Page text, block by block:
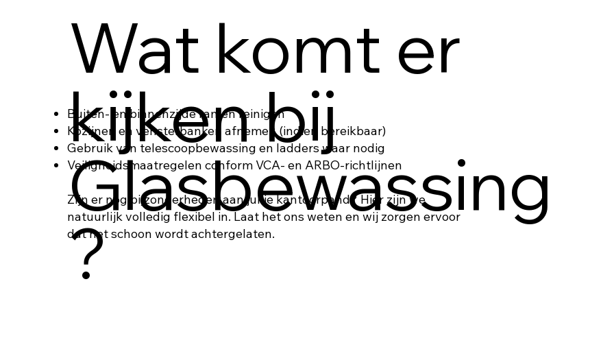
Wat komt er
kijken bij
Glasbewassing
?
Buiten- en binnenzijde ramen reinigen
Kozijnen en vensterbanken afnemen (indien bereikbaar)
Gebruik van telescoopbewassing en ladders waar nodig
Veiligheidsmaatregelen conform VCA- en ARBO-richtlijnen
Zijn er nog bijzonderheden aan jullie kantoorpand? Hier zijn we
natuurlijk volledig flexibel in. Laat het ons weten en wij zorgen ervoor
dat het schoon wordt achtergelaten.